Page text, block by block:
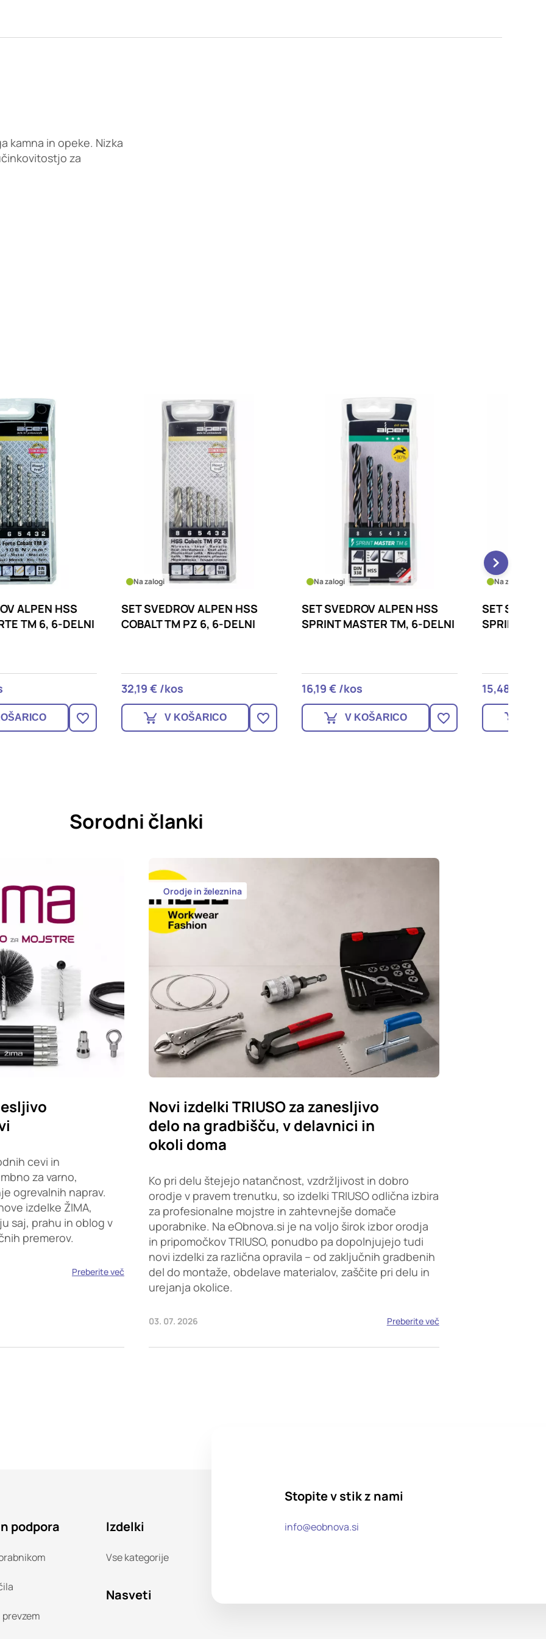
kamna in opeke. Nizka
za
ALPEN HSS
TM PZ 6, 6-DELNI
/kos
V KOŠARICO
Na zalogi
SET SVEDROV ALPEN HSS
SPRINT MASTER TM, 6-DELNI
16,19 € /kos
V KOŠARICO
Na zalogi
SET SVEDROV ALPEN HSS
SPRINT, 6-DELNI
15,48 € /kos
V KOŠARICO
Sorodni članki
cevi in
za varno,
ogrevalnih naprav.
izdelke ŽIMA,
saj, prahu in oblog v
premerov.
Preberite več
Orodje in železnina
Novi izdelki TRIUSO za zanesljivo
delo na gradbišču, v delavnici in
okoli doma
Ko pri delu štejejo natančnost, vzdržljivost in dobro
orodje v pravem trenutku, so izdelki TRIUSO odlična izbira
za profesionalne mojstre in zahtevnejše domače
uporabnike. Na eObnova.si je na voljo širok izbor orodja
in pripomočkov TRIUSO, ponudbo pa dopolnjujejo tudi
novi izdelki za različna opravila – od zaključnih gradbenih
del do montaže, obdelave materialov, zaščite pri delu in
urejanja okolice.
03. 07. 2026 Preberite več
podpora Izdelki
Vse kategorije
Nasveti
Stopite v stik z nami
info@eobnova.si